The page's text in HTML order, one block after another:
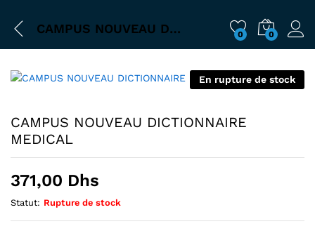
CAMPUS NOUVEAU DICTIONNAIRE MEDICAL 0 0
En rupture de stock
CAMPUS NOUVEAU DICTIONNAIRE
MEDICAL
371,00 Dhs
Statut: Rupture de stock